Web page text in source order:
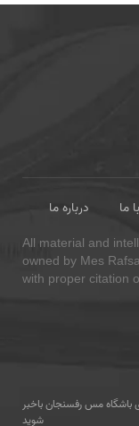
درباره ما ما
All material and
owned by Mes
with proper citation
باشگاه مس رفسنجان باخبر
شوید